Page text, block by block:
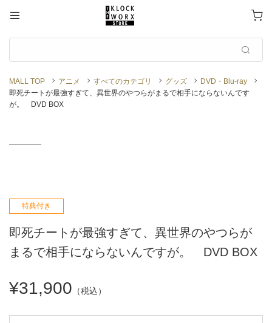
MALL TOP アニメ すべてのカテゴリ グッズ
DVD・Blu-ray
即死チートが最強すぎて、異世界のやつらがまるで相手にならないんです
が。 DVD BOX
特典付き
即死チートが最強すぎて、異世界のやつらが
まるで相手にならないんですが。 DVD BOX
¥31,900 （税込）